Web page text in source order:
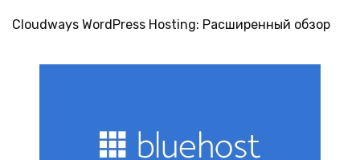
Cloudways WordPress Hosting: Расширенный обзор